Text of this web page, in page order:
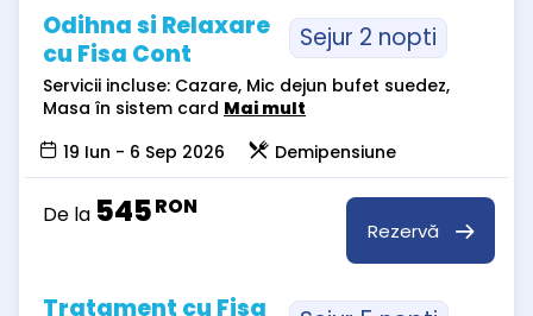
Odihna si Relaxare
cu Fisa Cont
Sejur 2 nopti
Servicii incluse: Cazare, Mic dejun bufet suedez,
Masa în sistem card Mai mult
19 Iun - 6 Sep 2026
Demipensiune
De la 545RON
Rezervă
Tratament cu Fisa